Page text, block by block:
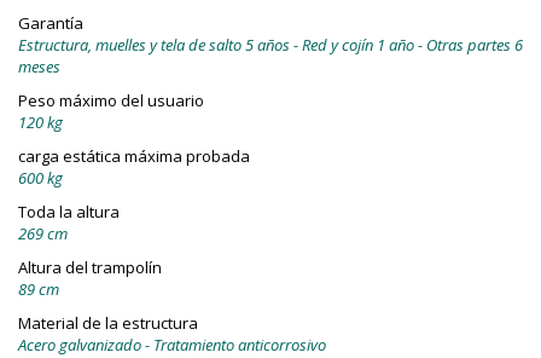
Garantía
Estructura, muelles y tela de salto 5 años - Red y cojín 1 año - Otras partes 6
meses
Peso máximo del usuario
120 kg
carga estática máxima probada
600 kg
Toda la altura
269 cm
Altura del trampolín
89 cm
Material de la estructura
Acero galvanizado - Tratamiento anticorrosivo